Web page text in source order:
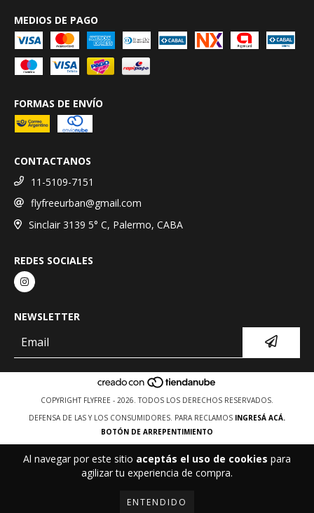
Al navegar por este sitio aceptás el uso de cookies para
agilizar tu experiencia de compra.
ENTENDIDO
MEDIOS DE PAGO
FORMAS DE ENVÍO
CONTACTANOS
11-5109-7151
flyfreeurban@gmail.com
Sinclair 3139 5° C, Palermo, CABA
REDES SOCIALES
NEWSLETTER
COPYRIGHT FLYFREE - 2026. TODOS LOS DERECHOS RESERVADOS.
DEFENSA DE LAS Y LOS CONSUMIDORES. PARA RECLAMOS INGRESÁ ACÁ.
BOTÓN DE ARREPENTIMIENTO